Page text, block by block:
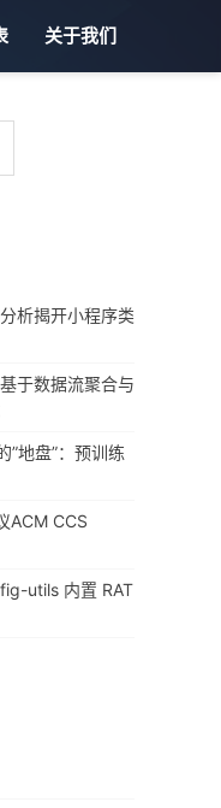
关于我们
析揭开小程序类
于数据流聚合与
”地盘”：预训练
ACM CCS
utils 内置 RAT